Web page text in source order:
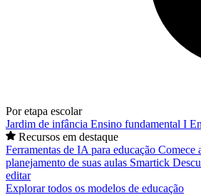
Por etapa escolar
Jardim de infância Ensino fundamental I
Recursos em destaque
Ferramentas de IA para educação Comece
planejamento de suas aulas Smartick
editar
Explorar todos os modelos de educação